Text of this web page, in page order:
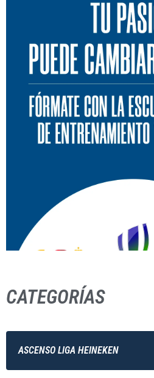
CATEGORÍAS
ASCENSO LIGA HEINEKEN